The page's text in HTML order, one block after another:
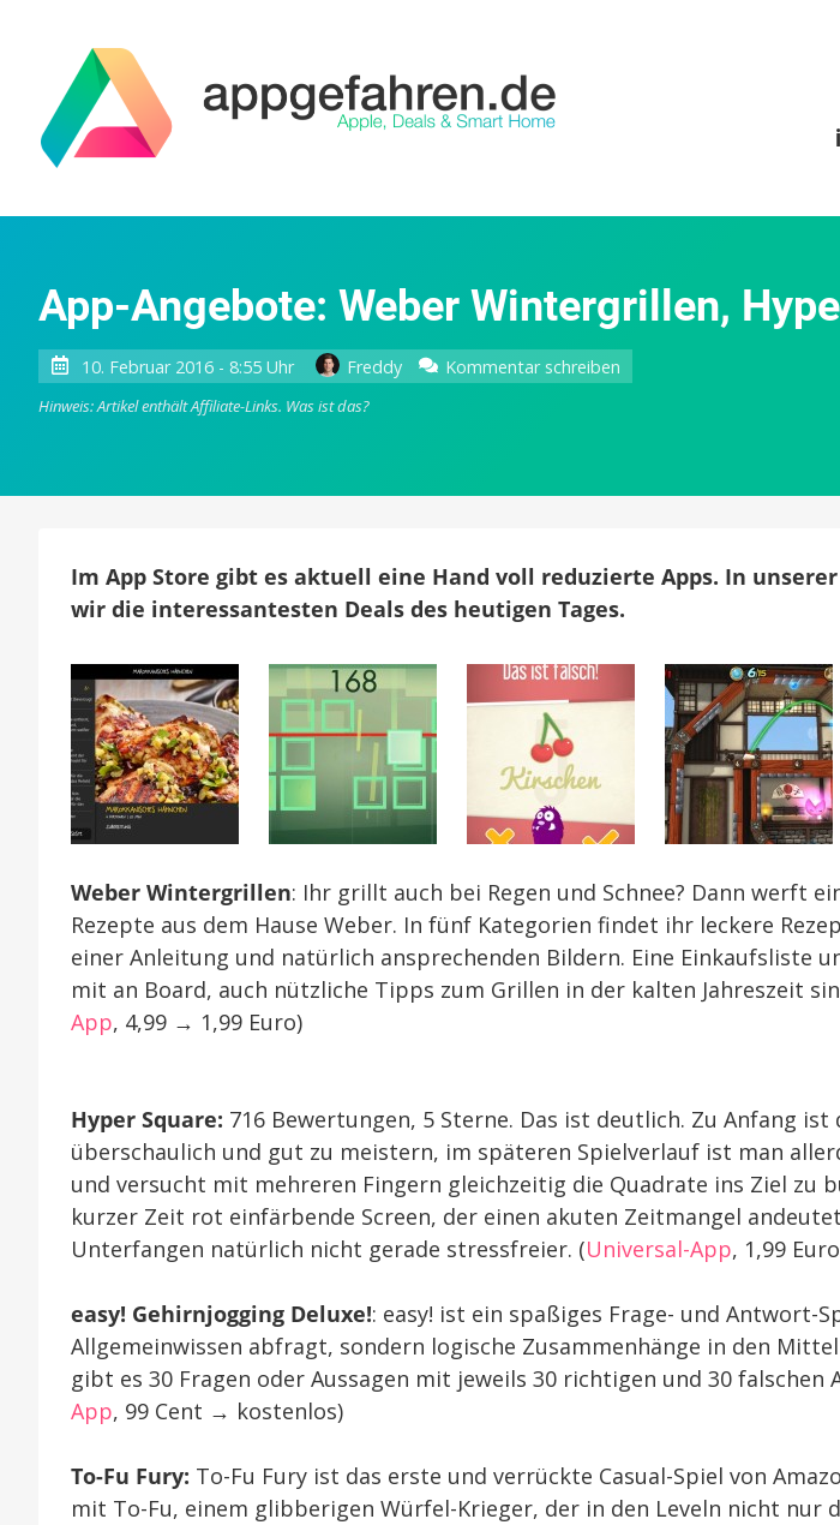
App-Angebote: Weber Wintergrillen,
10. Februar 2016 - 8:55 Uhr Freddy Kommentar schreiben
Hyper
Fu
&
Hinweis: Artikel enthält Affiliate-Links. Was ist das?
Im App Store gibt es aktuell eine Hand voll reduzierte Apps. In
wir die interessantesten Deals des heutigen Tages.
Weber Wintergrillen: Ihr grillt auch bei Regen und Schnee? Dann werft
Rezepte aus dem Hause Weber. In fünf Kategorien findet ihr leckere
einer Anleitung und natürlich ansprechenden Bildern. Eine Einkaufsliste
mit an Board, auch nützliche Tipps zum Grillen in der kalten Jahreszeit
App, 4,99 → 1,99 Euro)
Hyper Square: 716 Bewertungen, 5 Sterne. Das ist deutlich. Zu Anfang ist
überschaulich und gut zu meistern, im späteren Spielverlauf ist man
und versucht mit mehreren Fingern gleichzeitig die Quadrate ins Ziel zu
kurzer Zeit rot einfärbende Screen, der einen akuten Zeitmangel
Unterfangen natürlich nicht gerade stressfreier. (Universal-App, 1,99
easy! Gehirnjogging Deluxe!: easy! ist ein spaßiges Frage- und Antwort-
Allgemeinwissen abfragt, sondern logische Zusammenhänge in den
gibt es 30 Fragen oder Aussagen mit jeweils 30 richtigen und 30 falschen
App, 99 Cent → kostenlos)
To-Fu Fury: To-Fu Fury ist das erste und verrückte Casual-Spiel von
mit To-Fu, einem glibberigen Würfel-Krieger, der in den Leveln nicht nur